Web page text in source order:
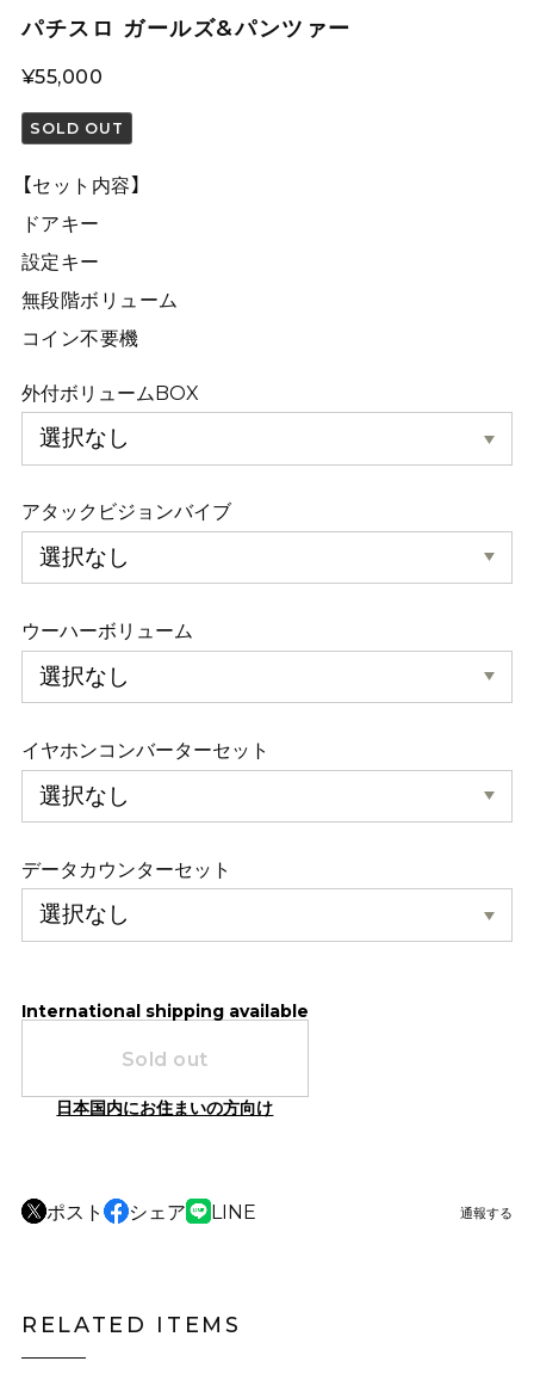
パチスロ ガールズ&パンツァー
¥55,000
SOLD OUT
【セット内容】
ドアキー
設定キー
無段階ボリューム
コイン不要機
外付ボリュームBOX
アタックビジョンバイブ
ウーハーボリューム
イヤホンコンバーターセット
データカウンターセット
International shipping available
Sold out
日本国内にお住まいの方向け
ポスト シェア LINE 通報する
RELATED ITEMS